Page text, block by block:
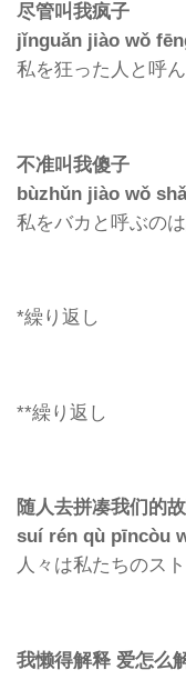
尽管叫我疯子
jǐnguǎn jiào wǒ
私を狂った人と呼
不准叫我傻子
bùzhǔn jiào wǒ
私をバカと呼ぶの
*繰り返し
**繰り返し
随人去拼凑我们的
suí rén qù pīncòu
人々は私たちのス
我懒得解释 爱怎么